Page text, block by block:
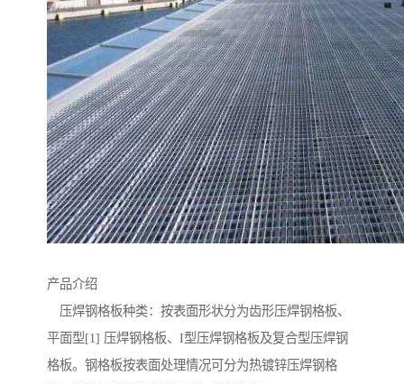
产品介绍
压焊钢格板种类：按表面形状分为齿形压焊钢格板、
平面型[1] 压焊钢格板、I型压焊钢格板及复合型压焊钢
格板。钢格板按表面处理情况可分为热镀锌压焊钢格